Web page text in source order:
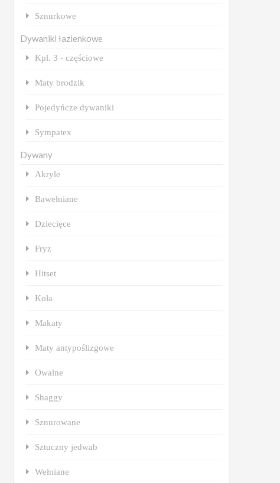
Sznurkowe
Dywaniki łazienkowe
Kpl. 3 - częściowe
Maty brodzik
Pojedyńcze dywaniki
Sympatex
Dywany
Akryle
Bawełniane
Dziecięce
Fryz
Hitset
Koła
Makaty
Maty antypoślizgowe
Owalne
Shaggy
Sznurowane
Sztuczny jedwab
Wełniane